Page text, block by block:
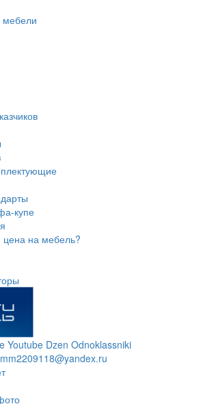
мебели
купе
на мебель?
Youtube Dzen Odnoklassniki
mm2209118@yandex.ru